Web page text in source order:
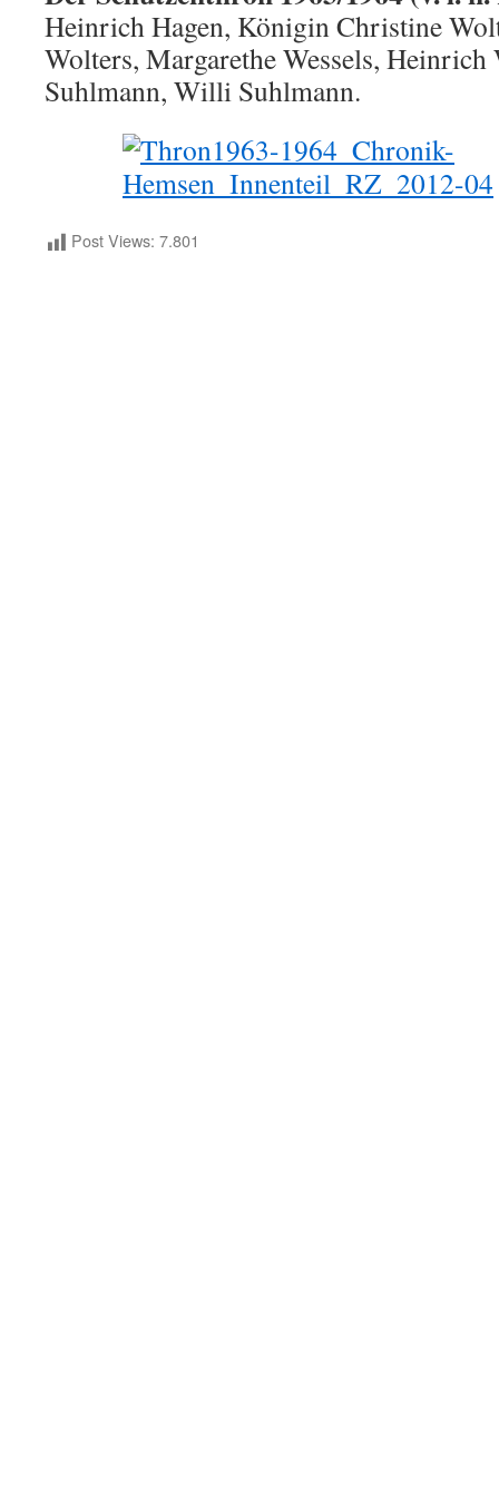
Heinrich Hagen, Königin Christine
Wolters, Margarethe Wessels, Heinrich
Suhlmann, Willi Suhlmann.
Post Views: 7.801